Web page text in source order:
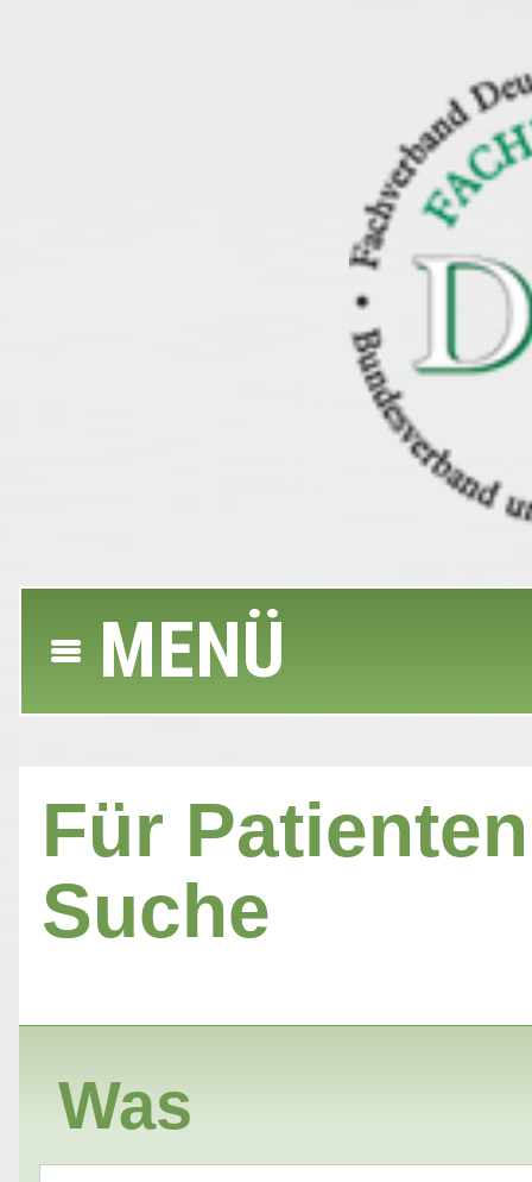
MENÜ
Für
Suche
Was